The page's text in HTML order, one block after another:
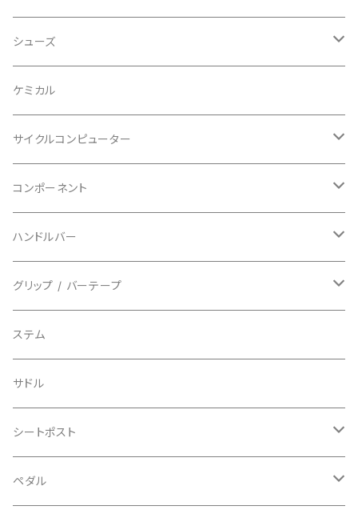
BAR MITTS/バーミッツ
BAZOOKA/バズーカ
BBB/ビービービー
BELL/ベル
BIKEHAND/バイクハンド
BIO RACER/ビオレーサー
BIKEYOKE/バイクヨーク
BLACKBURN/ブラックバーン
BLB/ビーエルビー
BLUEGRASS/ブルーグラス
ビブタイプ
パンツ / タイツ
上下セット
グローブ
指切り
フルフィンガー
ソックス
シューズカバー
キャップ
その他
その他
マウンテンバイク
フルフェイス
キッズ
アクセサリー
シューズ
ロード
グラベル
マウンテンバイク
フラットペダル用
ビンディングペダル用
インソール
ケミカル
サイクルコンピューター
ヘッドユニット
センサー
アクセサリー
コンポーネント
カセットスプロケット
シフターマウント
ステムスペーサー
ケーブル類
チェーンガイド／キャッチャー
チェーンリング
ハンドルバー
ドロップハンドル
フラット/ライザーバー
グリップ / バーテープ
グリップ
バーテープ
グリップカラー / バーエンドキャップ
ステム
サドル
シートポスト
ドロッパーポスト
ペダル